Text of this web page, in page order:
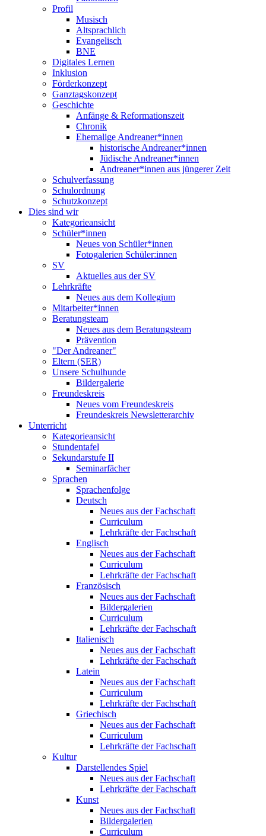
Profil
Musisch
Altsprachlich
Evangelisch
BNE
Digitales Lernen
Inklusion
Förderkonzept
Ganztagskonzept
Geschichte
Anfänge & Reformationszeit
Chronik
Ehemalige Andreaner*innen
historische Andreaner*innen
Jüdische Andreaner*innen
Andreaner*innen aus jüngerer Zeit
Schulverfassung
Schulordnung
Schutzkonzept
Dies sind wir
Kategorieansicht
Schüler*innen
Neues von Schüler*innen
Fotogalerien Schüler:innen
SV
Aktuelles aus der SV
Lehrkräfte
Neues aus dem Kollegium
Mitarbeiter*innen
Beratungsteam
Neues aus dem Beratungsteam
Prävention
"Der Andreaner"
Eltern (SER)
Unsere Schulhunde
Bildergalerie
Freundeskreis
Neues vom Freundeskreis
Freundeskreis Newsletterarchiv
Unterricht
Kategorieansicht
Stundentafel
Sekundarstufe II
Seminarfächer
Sprachen
Sprachenfolge
Deutsch
Neues aus der Fachschaft
Curriculum
Lehrkräfte der Fachschaft
Englisch
Neues aus der Fachschaft
Curriculum
Lehrkräfte der Fachschaft
Französisch
Neues aus der Fachschaft
Bildergalerien
Curriculum
Lehrkräfte der Fachschaft
Italienisch
Neues aus der Fachschaft
Lehrkräfte der Fachschaft
Latein
Neues aus der Fachschaft
Curriculum
Lehrkräfte der Fachschaft
Griechisch
Neues aus der Fachschaft
Curriculum
Lehrkräfte der Fachschaft
Kultur
Darstellendes Spiel
Neues aus der Fachschaft
Lehrkräfte der Fachschaft
Kunst
Neues aus der Fachschaft
Bildergalerien
Curriculum